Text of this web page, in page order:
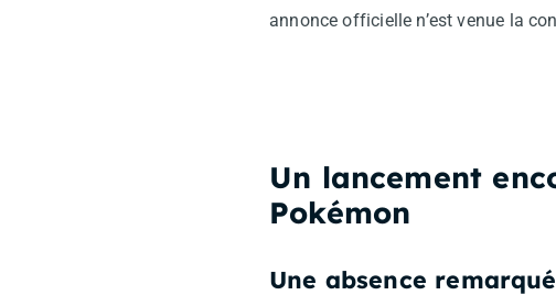
annonce officielle n’est venue la
Un lancement
Pokémon
Une absence